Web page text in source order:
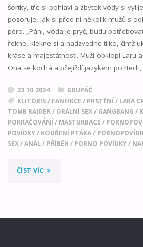
šortky, tře si pohlaví a zbytek vody si
pozoruje, jak si před ní několik mužů s
péro. „Páni, voda je pryč, budu
řekne, klekne si a nadzvedne tílko, čímž
kráse a majestátnosti. Muži obklopí Laru
Ona se kochá a přejíždí jazykem po
23.10.2024
GRUPÁČ
KLITORIS/ FANFIKCE / PRSTĚNÍ / LARA
TOMB RAIDER/ ORÁLNÍ SEX/ GANGBANG /
POKRAČOVÁNÍ / MASTURBACE /
POVÍDKY/ KOUŘENÍ PTÁKA/
SEX/ANÁL/ PŘÍBĚH / PORNO POVÍDKY/
ČÍST VÍC"LARA